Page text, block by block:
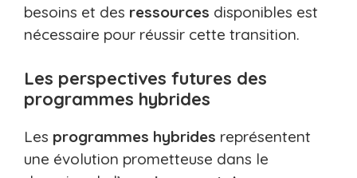
besoins et des ressources disponibles est
nécessaire pour réussir cette transition.
Les perspectives futures des
programmes hybrides
Les programmes hybrides représentent
une évolution prometteuse dans le